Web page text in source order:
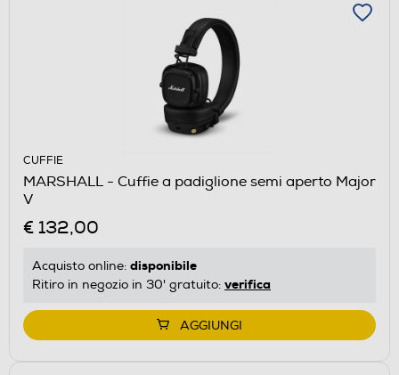
CUFFIE
MARSHALL - Cuffie a padiglione semi aperto Major
V
€ 132,00
Acquisto online: disponibile
Ritiro in negozio in 30' gratuito: verifica
AGGIUNGI